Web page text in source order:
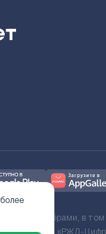
партнёрами, в